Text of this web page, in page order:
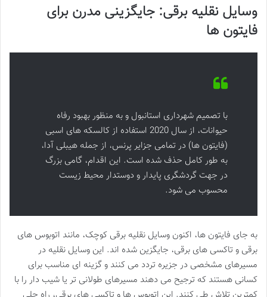
وسایل نقلیه برقی: جایگزینی مدرن برای
فایتون ها
با تصمیم شهرداری استانبول و به منظور بهبود رفاه
حیوانات، از سال 2020 استفاده از کالسکه های اسبی
(فایتون ها) در تمامی جزایر پرنس، از جمله هیبلی آدا،
به طور کامل حذف شده است. این اقدام، گامی بزرگ
در جهت گردشگری پایدار و دوستدار محیط زیست
محسوب می شود.
به جای فایتون ها، اکنون وسایل نقلیه برقی کوچک، مانند اتوبوس های
برقی و تاکسی های برقی، جایگزین شده اند. این وسایل نقلیه در
مسیرهای مشخصی در جزیره تردد می کنند و گزینه ای مناسب برای
کسانی هستند که ترجیح می دهند مسیرهای طولانی تر یا شیب دار را با